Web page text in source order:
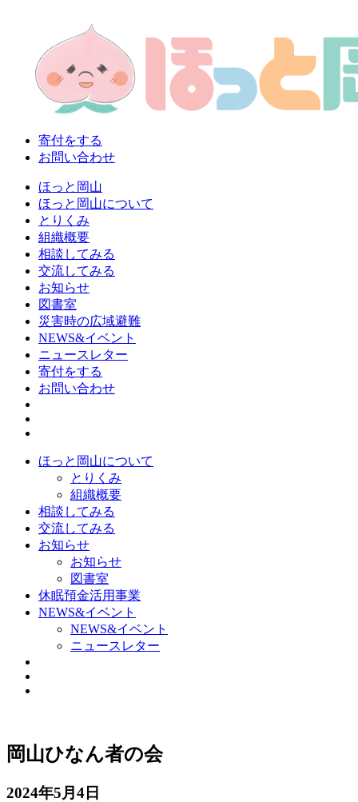
寄付をする
お問い合わせ
ほっと岡山
ほっと岡山について
とりくみ
組織概要
相談してみる
交流してみる
お知らせ
図書室
災害時の広域避難
NEWS&イベント
ニュースレター
寄付をする
お問い合わせ
ほっと岡山について
とりくみ
組織概要
相談してみる
交流してみる
お知らせ
お知らせ
図書室
休眠預金活用事業
NEWS&イベント
NEWS&イベント
ニュースレター
岡山ひなん者の会
2024年5月4日